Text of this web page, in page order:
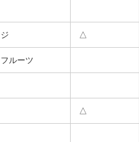
△
ルーツ
△